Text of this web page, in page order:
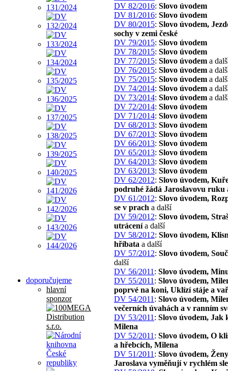
doporučujeme
hlavní
sponzor
DV 82/2016: Slovo úvodem
DV 81/2016: Slovo úvodem
DV 80/2015: Slovo úvodem,
sochy v zemi české
DV 79/2015: Slovo úvodem
DV 78/2015: Slovo úvodem
DV 77/2015: Slovo úvodem a
DV 76/2015: Slovo úvodem a
DV 75/2015: Slovo úvodem a
DV 74/2014: Slovo úvodem a
DV 73/2014: Slovo úvodem a
DV 72/2014: Slovo úvodem
DV 71/2014: Slovo úvodem
DV 68/2013: Slovo úvodem
DV 67/2013: Slovo úvodem
DV 66/2013: Slovo úvodem
DV 65/2013: Slovo úvodem
DV 64/2013: Slovo úvodem
DV 63/2013: Slovo úvodem
DV 62/2012: Slovo úvodem,
podruhé žádá Jaroslavovu ruku
DV 61/2012: Slovo úvodem,
se v prach a další
DV 59/2012: Slovo úvodem,
utrácenía další
DV 58/2012: Slovo úvodem,
hříbata a další
DV 57/2012: Slovo úvodem,
další
DV 56/2011 : Slovo úvodem,
DV 55/2011 : Slovo úvodem,
poprvé na koni, Uklízí stáje a
DV 54/2011 : Slovo úvodem,
večerních úvahách a v ranním
DV 53/2011 : Slovo úvodem, Jak
Milena
DV 52/2011 : Slovo úvodem, O
a hřebcích, Milena
DV 51/2011 : Slovo úvodem,
Jaroslava vyměňují v rychlém